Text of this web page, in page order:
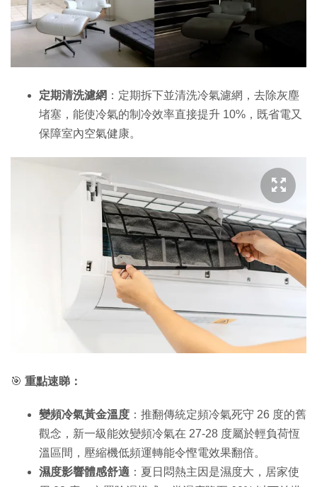
定期清洗濾網 ：定期拆下並清洗冷氣濾網，去除灰塵
堵塞，能使冷氣的制冷效率直接提升 10%，既省電又
保障室內空氣健康。
🎯 重點速睇：
變頻冷氣黃金溫度 ：推翻傳統定頻冷氣死守 26 度的舊
觀念，新一級能效變頻冷氣在 27-28 度屬於輕負荷恆
溫區間，壓縮機低頻運轉能令慳電效果翻倍。
濕度影響體感舒適 ：夏日悶熱主因是濕度大，居家使